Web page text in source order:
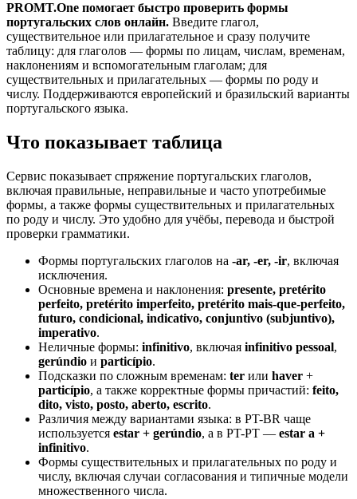
PROMT.One помогает быстро проверить формы
португальских слов онлайн. Введите глагол,
существительное или прилагательное и сразу получите
таблицу: для глаголов — формы по лицам, числам, временам,
наклонениям и вспомогательным глаголам; для
существительных и прилагательных — формы по роду и
числу. Поддерживаются европейский и бразильский варианты
португальского языка.
Что показывает таблица
Сервис показывает спряжение португальских глаголов,
включая правильные, неправильные и часто употребимые
формы, а также формы существительных и прилагательных
по роду и числу. Это удобно для учёбы, перевода и быстрой
проверки грамматики.
Формы португальских глаголов на -ar, -er, -ir, включая
исключения.
Основные времена и наклонения: presente, pretérito
perfeito, pretérito imperfeito, pretérito mais-que-perfeito,
futuro, condicional, indicativo, conjuntivo (subjuntivo),
imperativo.
Неличные формы: infinitivo, включая infinitivo pessoal,
gerúndio и particípio.
Подсказки по сложным временам: ter или haver +
particípio, а также корректные формы причастий: feito,
dito, visto, posto, aberto, escrito.
Различия между вариантами языка: в PT-BR чаще
используется estar + gerúndio, а в PT-PT — estar a +
infinitivo.
Формы существительных и прилагательных по роду и
числу, включая случаи согласования и типичные модели
множественного числа.